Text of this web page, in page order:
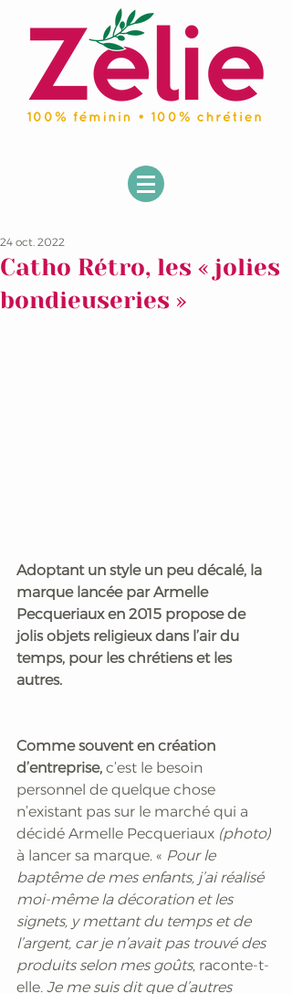
Catho Rétro, les « jolies
bondieuseries »
24 oct. 2022
Adoptant un style un peu décalé, la
marque lancée par Armelle
Pecqueriaux en 2015 propose de
jolis objets religieux dans l’air du
temps, pour les chrétiens et les
autres.
Comme souvent en création
d’entreprise, c’est le besoin
personnel de quelque chose
n’existant pas sur le marché qui a
décidé Armelle Pecqueriaux (photo)
à lancer sa marque. « Pour le
baptême de mes enfants, j’ai réalisé
moi-même la décoration et les
signets, y mettant du temps et de
l’argent, car je n’avait pas trouvé des
produits selon mes goûts, raconte-t-
elle. Je me suis dit que d’autres